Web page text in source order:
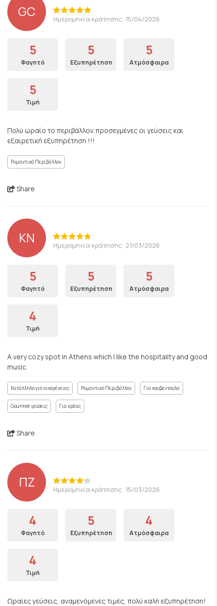
GC Ημερομηνία κράτησης: 15/04/2026
5
Φαγητό
5
Εξυπηρέτηση
5
Ατμόσφαιρα
5
Τιμή
Πολύ ωραίο το περιβάλλον,προσεγμένες οι γεύσεις και
εξαιρετική εξυπηρέτηση !!!
Ρομαντικό Περιβάλλον
Share
KN Ημερομηνία κράτησης: 21/03/2026
5
Φαγητό
5
Εξυπηρέτηση
5
Ατμόσφαιρα
4
Τιμή
A very cozy spot in Athens which I like the hospitality and good
music.
Κατάλληλο για οικογένειες Ρομαντικό Περιβάλλον Για κουβεντούλα
Gourmet γεύσεις Για κρέας
Share
ΠΖ Ημερομηνία κράτησης: 15/03/2026
4
Φαγητό
5
Εξυπηρέτηση
4
Ατμόσφαιρα
4
Τιμή
Ωραίες γεύσεις, αναμενόμενες τιμές, πολύ καλή εξυπηρέτηση!